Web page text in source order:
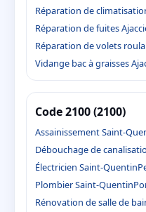
Réparation de
Réparation de fuites
Réparation de volets
Vidange bac à graisses
Code 2100 (2100)
Assainissement Saint-
Débouchage de
Électricien Saint-Quentin
Plombier Saint-Quentin
Rénovation de salle de